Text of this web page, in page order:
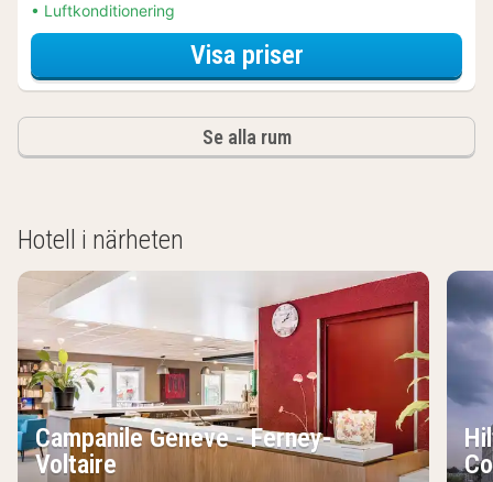
Luftkonditionering
Visa priserför Tvåbäddsrum
Se alla rum
Hotell i närheten
Campanile Geneve - Ferney-
Voltaire